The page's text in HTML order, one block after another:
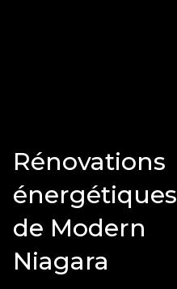
Rénovations
énergétiques
de Modern
Niagara